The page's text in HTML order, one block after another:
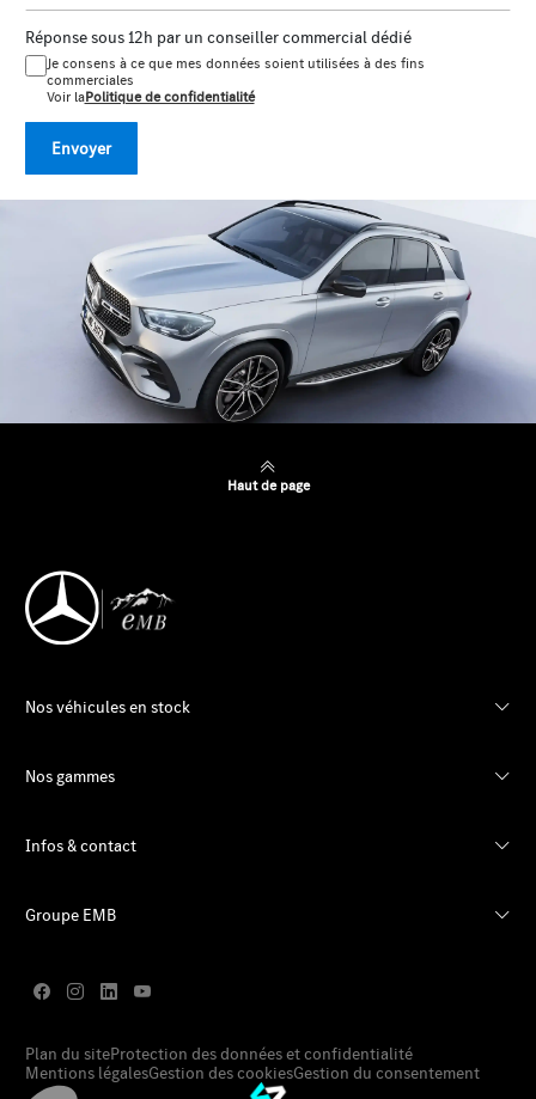
Réponse sous 12h par un conseiller commercial dédié
Je consens à ce que mes données soient utilisées à des fins
commerciales
Voir laPolitique de confidentialité
Envoyer
Haut de page
Nos véhicules en stock
Nos gammes
Infos & contact
Groupe EMB
Plan du siteProtection des données et confidentialité
Mentions légalesGestion des cookiesGestion du consentement